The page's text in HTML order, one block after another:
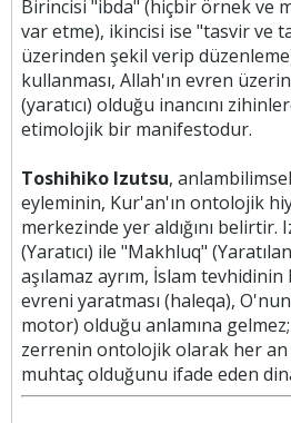
Birincisi "ibda" (hiçbir örnek ve
var etme), ikincisi ise "tasvir ve
üzerinden şekil verip
kullanması, Allah'ın evren
(yaratıcı) olduğu inancını
etimolojik bir manifestodur.
Toshihiko Izutsu,
eyleminin, Kur'an'ın ontolojik
merkezinde yer aldığını
(Yaratıcı) ile "Makhluq"
aşılamaz ayrım, İslam
evreni yaratması (haleqa),
motor) olduğu anlamına
zerrenin ontolojik olarak her
muhtaç olduğunu ifade eden